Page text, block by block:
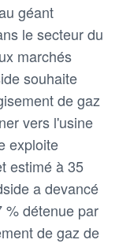
géant
le secteur du
marchés
souhaite
de gaz
vers l'usine
exploite
estimé à 35
a devancé
% détenue par
de gaz de